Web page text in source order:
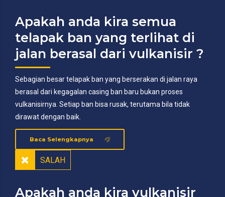
Apakah anda kira semua
telapak ban yang terlihat di
jalan berasal dari vulkanisir ?
Sebagian besar telapak ban yang berserakan di jalan raya
berasal dari kegagalan casing ban baru bukan proses
vulkanisirnya. Setiap ban bisa rusak, terutama bila tidak
dirawat dengan baik.
Baca Selengkapnya
SALAH
Apakah anda kira vulkanisir